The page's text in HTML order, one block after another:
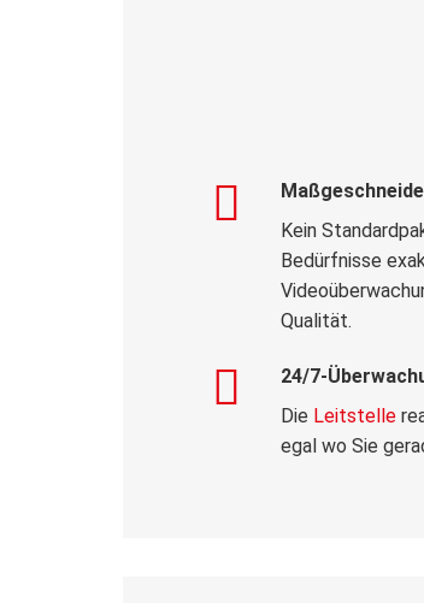
Kein
Bedürfnisse
Qualität.
24/7-
Die Leitstelle
egal wo Sie